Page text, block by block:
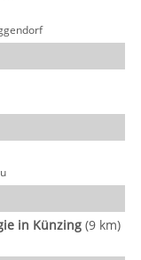
in Künzing(9 km)